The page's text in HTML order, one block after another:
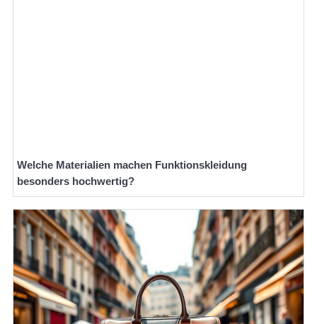
Welche Materialien machen Funktionskleidung
besonders hochwertig?